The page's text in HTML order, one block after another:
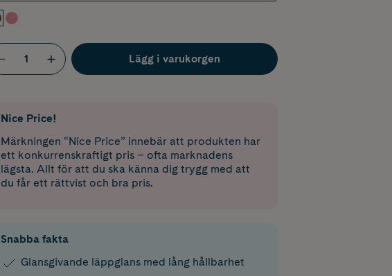
Lägg i varukorgen
Nice Price!
Märkningen “Nice Price” innebär att produkten har
ett konkurrenskraftigt pris – ofta marknadens
lägsta. Allt för att du ska känna dig trygg med att
du får ett rättvist och bra pris.
Snabba fakta
Glansgivande läppglans med lång hållbarhet